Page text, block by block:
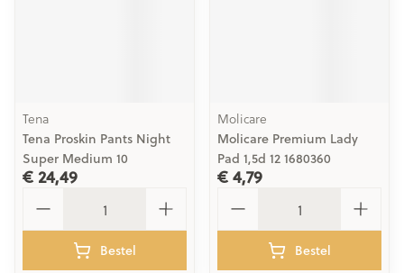
Tena
Tena Proskin Pants Night
Super Medium 10
€ 24,49
Bestel
Molicare
Molicare Premium Lady
Pad 1,5d 12 1680360
€ 4,79
Bestel